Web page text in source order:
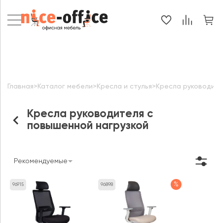
Кресла руководителя с
повышенной нагрузкой
Главная> Каталог мебели> Кресла и стулья> Кресла
Рекомендуемые
96915 96898 %